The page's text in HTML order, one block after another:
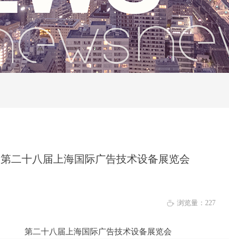
第二十八届上海国际广告技术设备展览会
第二十八届上海国际广告技术设备展览会
ꄘ 浏览量： 227